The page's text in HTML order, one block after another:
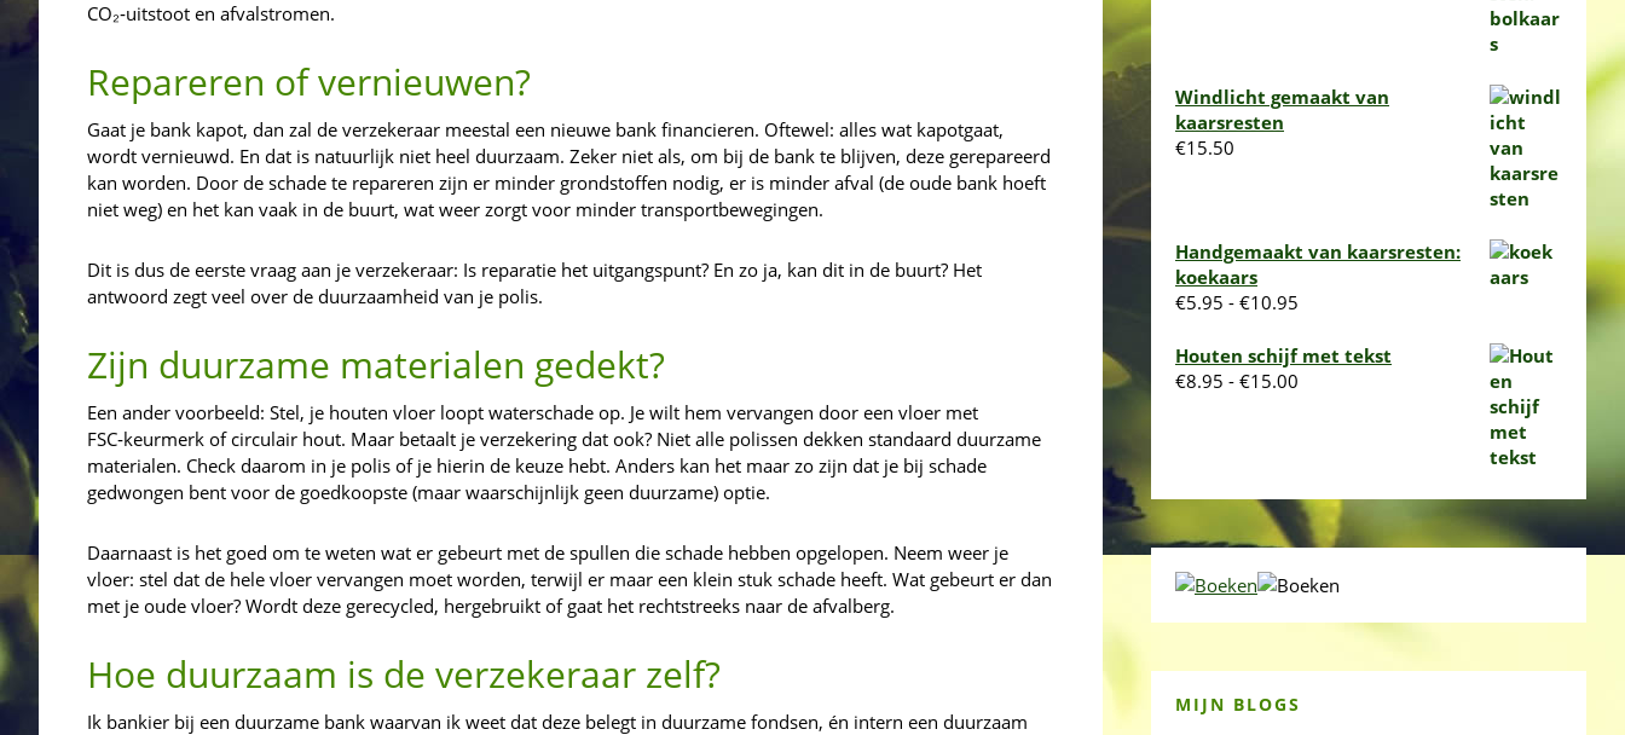
CO₂‑uitstoot en afvalstromen.
Repareren of vernieuwen?
Gaat je bank kapot, dan zal de verzekeraar meestal een nieuwe bank financieren. Oftewel: alles wat kapotgaat,
wordt vernieuwd. En dat is natuurlijk niet heel duurzaam. Zeker niet als, om bij de bank te blijven, deze gerepareerd
kan worden. Door de schade te repareren zijn er minder grondstoffen nodig, er is minder afval (de oude bank hoeft
niet weg) en het kan vaak in de buurt, wat weer zorgt voor minder transportbewegingen.
Dit is dus de eerste vraag aan je verzekeraar: Is reparatie het uitgangspunt? En zo ja, kan dit in de buurt? Het
antwoord zegt veel over de duurzaamheid van je polis.
Zijn duurzame materialen gedekt?
Een ander voorbeeld: Stel, je houten vloer loopt waterschade op. Je wilt hem vervangen door een vloer met
FSC‑keurmerk of circulair hout. Maar betaalt je verzekering dat ook? Niet alle polissen dekken standaard duurzame
materialen. Check daarom in je polis of je hierin de keuze hebt. Anders kan het maar zo zijn dat je bij schade
gedwongen bent voor de goedkoopste (maar waarschijnlijk geen duurzame) optie.
Daarnaast is het goed om te weten wat er gebeurt met de spullen die schade hebben opgelopen. Neem weer je
vloer: stel dat de hele vloer vervangen moet worden, terwijl er maar een klein stuk schade heeft. Wat gebeurt er dan
met je oude vloer? Wordt deze gerecycled, hergebruikt of gaat het rechtstreeks naar de afvalberg.
Hoe duurzaam is de verzekeraar zelf?
Ik bankier bij een duurzame bank waarvan ik weet dat deze belegt in duurzame fondsen, én intern een duurzaam
Windlicht gemaakt van
kaarsresten
€15.50
Handgemaakt van kaarsresten:
koekaars
€5.95 - €10.95
tot
Houten schijf met tekst
€8.95 - €15.00
MIJN BLOGS